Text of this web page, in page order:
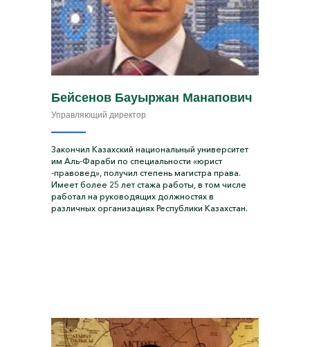
Бейсенов Бауыржан Манапович
Управляющий директор
Закончил Казахский национальный университет
им Аль-Фараби по специальности «юрист
-правовед», получил степень магистра права.
Имеет более 25 лет стажа работы, в том числе
работал на руководящих должностях в
различных организациях Республики Казахстан.